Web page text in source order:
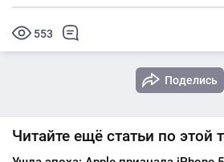
553
Поделись
Читайте ещё статьи по этой